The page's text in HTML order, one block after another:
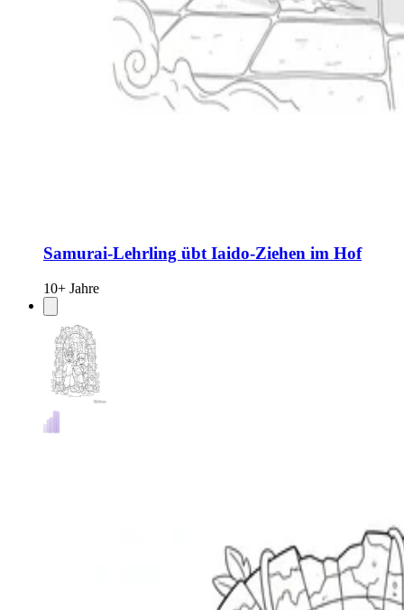
Samurai-Lehrling übt Iaido-Ziehen im Hof
10+ Jahre